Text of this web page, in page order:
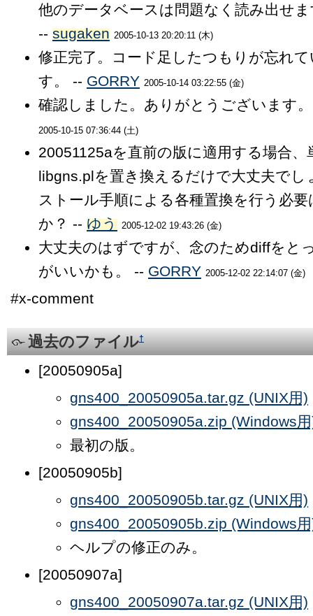
他のデータベースは問題なく読み出せ
-- sugaken 2005-10-13 20:20:11 (木)
修正完了。コード足したつもりが忘れ
す。 -- GORRY 2005-10-14 03:22:55 (金)
確認しました。ありがとうございます
2005-10-15 07:36:44 (土)
20051125aを直前の版に適用する場合、
libgns.plを置き換えるだけで大丈夫でし
ストール手順による各種置換を行う必
か？ -- ゆう 2005-12-02 19:43:26 (金)
大丈夫のはずですが、念のためdiffをと
がいいかも。 -- GORRY 2005-12-02 22:14:07 (金)
#x-comment
過去のファイル†
[20050905a]
gns400_20050905a.tar.gz (UNIX用)
gns400_20050905a.zip (Windows
最初の版。
[20050905b]
gns400_20050905b.tar.gz (UNIX用)
gns400_20050905b.zip (Windows
ヘルプの修正のみ。
[20050907a]
gns400_20050907a.tar.gz (UNIX用)